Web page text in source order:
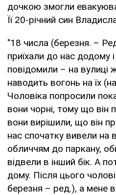
дочкою змогли
Її 20-річний син
"18 числа (березня. –
приїхали до нас додому
повідомили – на вулиці
наводить вогонь на їх
Чоловіка попросили
вони чорні, тому що він
вони вирішили, що він
нас спочатку вивели на
обличчям до паркану,
відвели в інший бік. А
дому. Після цього
березня – ред.), а мене